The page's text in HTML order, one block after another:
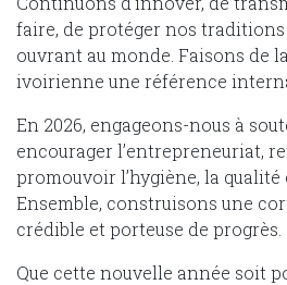
faire, de protéger nos
ouvrant au monde. Faisons de
ivoirienne une référence
En 2026, engageons-nous à
encourager l’entrepreneuriat,
promouvoir l’hygiène, la qualité
Ensemble, construisons une
crédible et porteuse de progrès.
Que cette nouvelle année soit